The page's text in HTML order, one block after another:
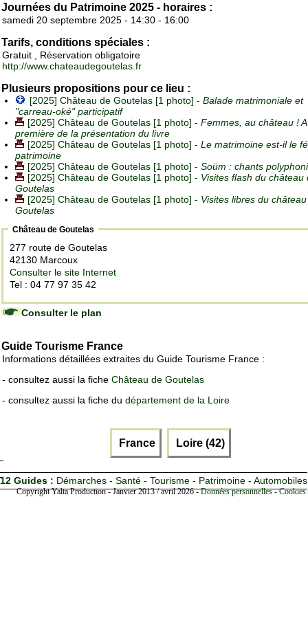
Journées du Patrimoine 2025 - horaires :
samedi 20 septembre 2025 - 14:30 - 16:00
Tarifs, conditions spéciales :
Gratuit , Réservation obligatoire
http://www.chateaudegoutelas.fr
Plusieurs propositions pour ce lieu :
[2025] Château de Goutelas [1 photo] - Balade matrimoniale et
"carreau-oké" participatif
[2025] Château de Goutelas [1 photo] - Femmes, au château !
première de la présentation du livre
[2025] Château de Goutelas [1 photo] - Le matrimoine est-il le
patrimoine
[2025] Château de Goutelas [1 photo] - Soüm : chants
[2025] Château de Goutelas [1 photo] - Visites flash du château
Goutelas
[2025] Château de Goutelas [1 photo] - Visites libres du
Goutelas
Château de Goutelas
277 route de Goutelas
42130 Marcoux
Consulter le site Internet
Tel : 04 77 97 35 42
Consulter le plan
Guide Tourisme France
Informations détaillées extraites du Guide Tourisme France :
- consultez aussi la fiche Château de Goutelas
- consultez aussi la fiche du département de la Loire
France Loire (42)
12 Guides : Démarches - Santé - Tourisme - Patrimoine - Automobiles
Copyright Yalta Production - Janvier 2013 / avril 2026 -Données personnelles -